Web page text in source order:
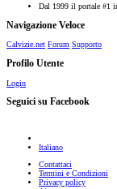
Dal 1999 il portale #1
Navigazione Veloce
Calvizie.net Forum Supporto
Profilo Utente
Login
Seguici su Facebook
Italiano
Contattaci
Termini e Condizioni
Privacy policy